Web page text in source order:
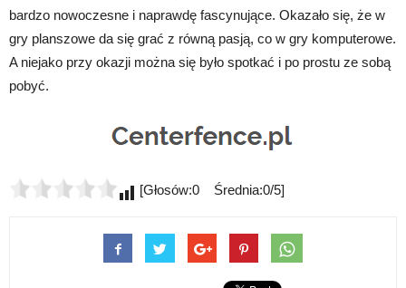
bardzo nowoczesne i naprawdę fascynujące. Okazało się, że w
gry planszowe da się grać z równą pasją, co w gry komputerowe.
A niejako przy okazji można się było spotkać i po prostu ze sobą
pobyć.
[Głosów:0 Średnia:0/5]